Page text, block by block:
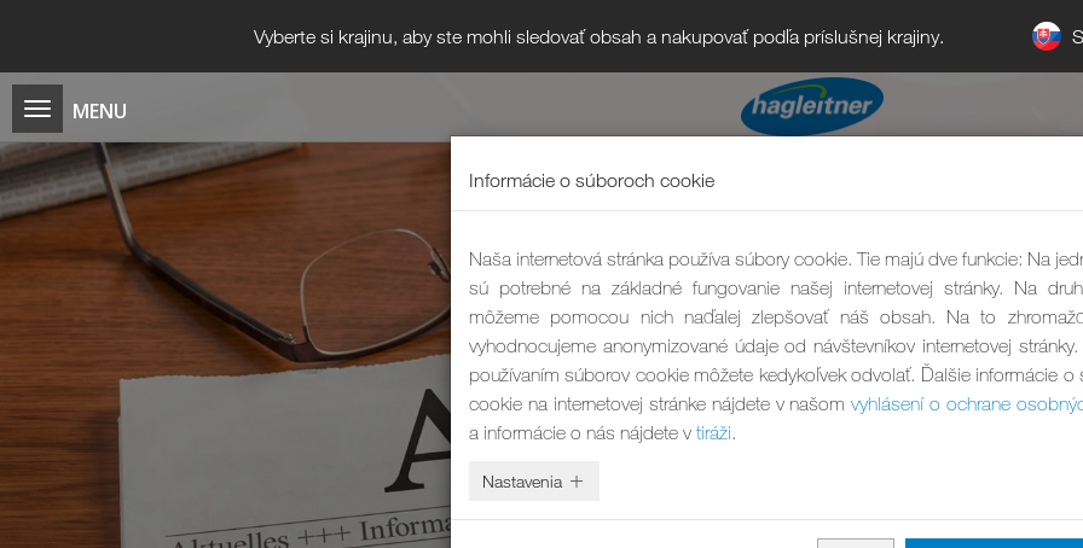
Vyberte si krajinu, aby ste mohli sledovať obsah a nakupovať podľa príslušnej krajiny.
Informácie o súboroch cookie
Naša internetová stránka používa súbory cookie. Tie majú dve funkcie: Na
sú potrebné na základné fungovanie našej internetovej stránky. Na
môžeme pomocou nich naďalej zlepšovať náš obsah. Na to
vyhodnocujeme anonymizované údaje od návštevníkov internetovej
používaním súborov cookie môžete kedykoľvek odvolať. Ďalšie informácie o
cookie na internetovej stránke nájdete v našomvyhlásení o ochrane
a informácie o nás nájdete v tiráži.
Nastavenia